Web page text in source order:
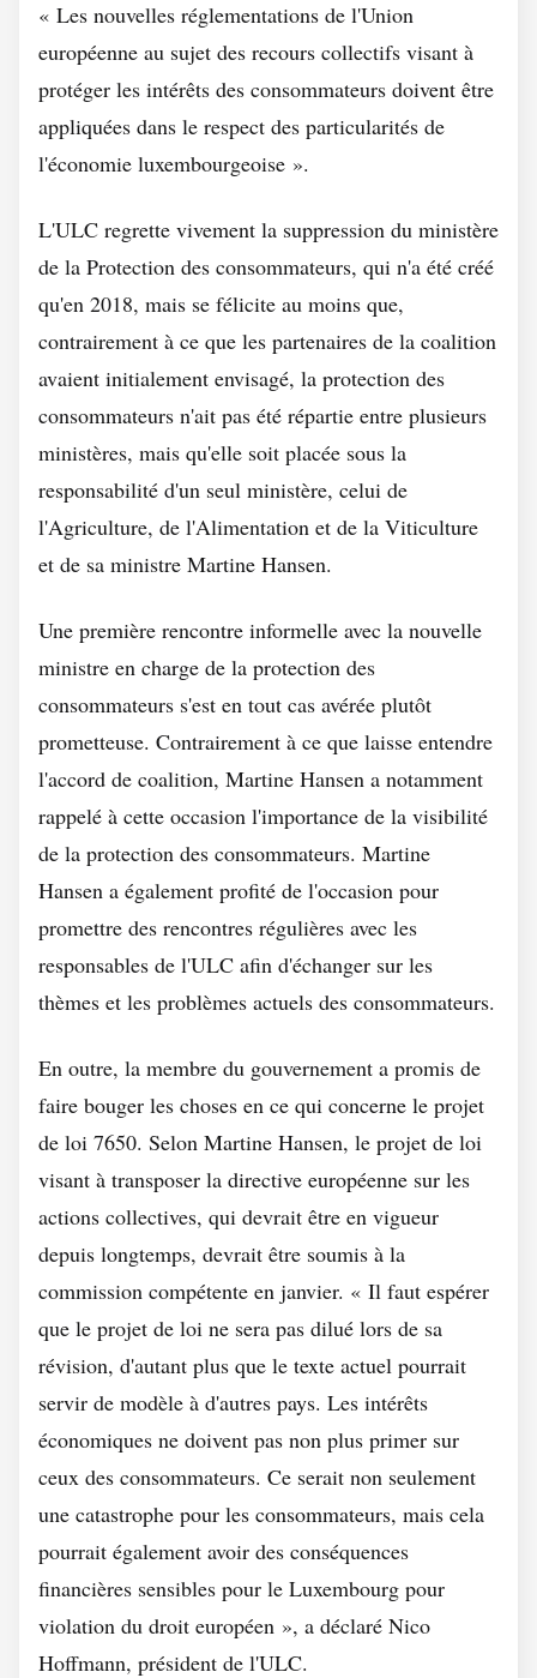
« Les nouvelles réglementations de l'Union
européenne au sujet des recours collectifs visant à
protéger les intérêts des consommateurs doivent être
appliquées dans le respect des particularités de
l'économie luxembourgeoise ».
L'ULC regrette vivement la suppression du ministère
de la Protection des consommateurs, qui n'a été créé
qu'en 2018, mais se félicite au moins que,
contrairement à ce que les partenaires de la coalition
avaient initialement envisagé, la protection des
consommateurs n'ait pas été répartie entre plusieurs
ministères, mais qu'elle soit placée sous la
responsabilité d'un seul ministère, celui de
l'Agriculture, de l'Alimentation et de la Viticulture
et de sa ministre Martine Hansen.
Une première rencontre informelle avec la nouvelle
ministre en charge de la protection des
consommateurs s'est en tout cas avérée plutôt
prometteuse. Contrairement à ce que laisse entendre
l'accord de coalition, Martine Hansen a notamment
rappelé à cette occasion l'importance de la visibilité
de la protection des consommateurs. Martine
Hansen a également profité de l'occasion pour
promettre des rencontres régulières avec les
responsables de l'ULC afin d'échanger sur les
thèmes et les problèmes actuels des consommateurs.
En outre, la membre du gouvernement a promis de
faire bouger les choses en ce qui concerne le projet
de loi 7650. Selon Martine Hansen, le projet de loi
visant à transposer la directive européenne sur les
actions collectives, qui devrait être en vigueur
depuis longtemps, devrait être soumis à la
commission compétente en janvier. « Il faut espérer
que le projet de loi ne sera pas dilué lors de sa
révision, d'autant plus que le texte actuel pourrait
servir de modèle à d'autres pays. Les intérêts
économiques ne doivent pas non plus primer sur
ceux des consommateurs. Ce serait non seulement
une catastrophe pour les consommateurs, mais cela
pourrait également avoir des conséquences
financières sensibles pour le Luxembourg pour
violation du droit européen », a déclaré Nico
Hoffmann, président de l'ULC.